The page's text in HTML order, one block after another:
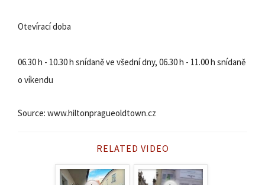
Otevírací doba
06.30 h - 10.30 h snídaně ve všední dny, 06.30 h - 11.00 h snídaně
o víkendu
Source: www.hiltonpragueoldtown.cz
RELATED VIDEO